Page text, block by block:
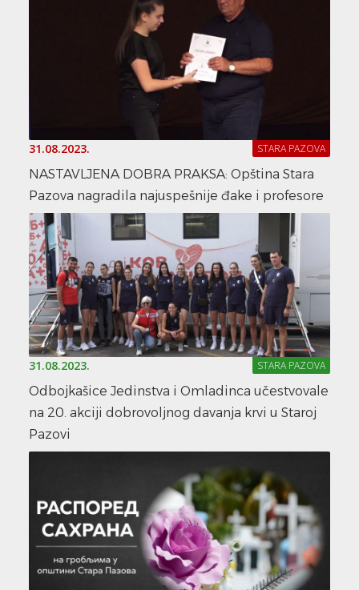
31.08.2023. STARA PAZOVA
NASTAVLJENA DOBRA PRAKSA: Opština Stara
Pazova nagradila najuspešnije đake i profesore
31.08.2023. STARA PAZOVA
Odbojkašice Jedinstva i Omladinca učestvovale
na 20. akciji dobrovoljnog davanja krvi u Staroj
Pazovi